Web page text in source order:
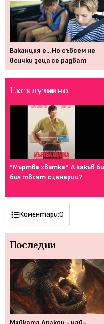
Ваканция е... Но съвсем не
всички деца се радват
Ексклузивно
"Мъртва хватка": А какъв би
бил твоят сценарии?
Коментари:0
Последни
Майката Дракон - най-